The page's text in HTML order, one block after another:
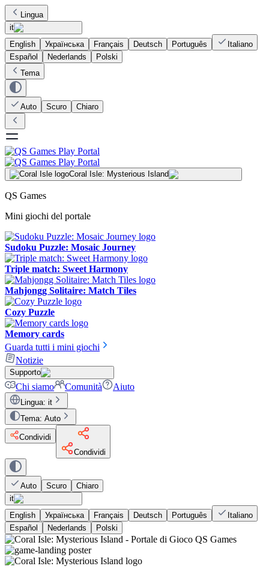
Lingua
it
English
Українська Français Deutsch Português
Italiano
Español
Nederlands
Polski
Tema
Auto Scuro Chiaro
Coral Isle: Mysterious Island
QS Games
Mini giochi del portale
Sudoku Puzzle: Mosaic Journey
Triple match: Sweet Harmony
Mahjongg Solitaire: Match Tiles
Cozy Puzzle
Memory cards
Guarda tutti i mini giochi
Notizie
Supporto
Chi siamo Comunità Aiuto
Lingua: it
Tema: Auto
Condividi
Condividi
Auto Scuro
Chiaro
it
English
Українська Français Deutsch Português
Italiano
Español
Nederlands Polski